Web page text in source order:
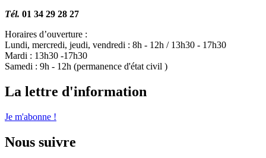
Tél. 01 34 29 28 27
Horaires d’ouverture :
Lundi, mercredi, jeudi, vendredi : 8h - 12h / 13h30 - 17h30
Mardi : 13h30 -17h30
Samedi : 9h - 12h (permanence d'état civil )
La lettre d'information
Je m'abonne !
Nous suivre